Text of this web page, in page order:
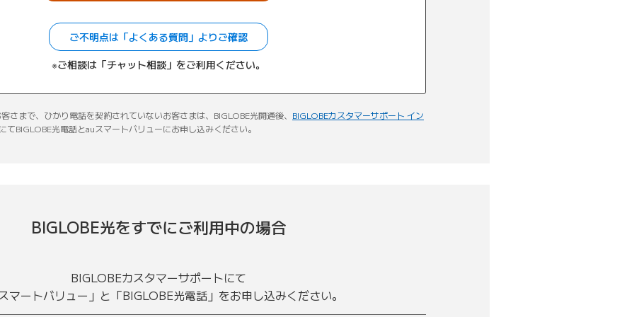
ご不明点は「よくある質問」よりご確認
※ご相談は「チャット相談」をご利用ください。
さまで、ひかり電話を契約されていないお客さまは、BIGLOBE光開通後、 BIGLOBEカスタマーサポート イン
いタブで開きます）
てBIGLOBE光電話とauスマートバリューにお申し込みください。
BIGLOBE光をすでにご利用中の場合
BIGLOBEカスタマーサポートにて
マートバリュー」と「BIGLOBE光電話」をお申し込みください。